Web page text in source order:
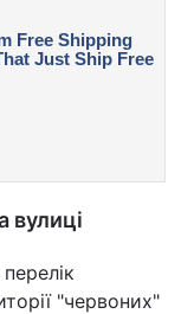
вулиці
"червоних"